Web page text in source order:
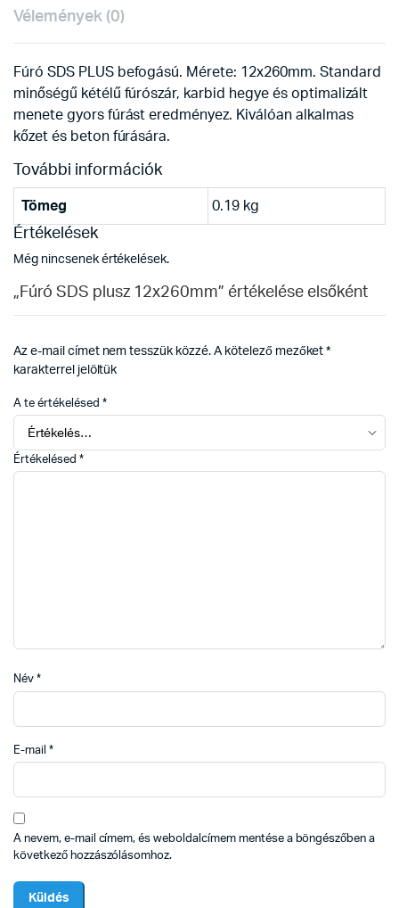
Vélemények (0)
Fúró SDS PLUS befogású. Mérete: 12x260mm. Standard
minőségű kétélű fúrószár, karbid hegye és optimalizált
menete gyors fúrást eredményez. Kiválóan alkalmas
kőzet és beton fúrására.
További információk
Tömeg 0.19 kg
Értékelések
Még nincsenek értékelések.
„Fúró SDS plusz 12x260mm” értékelése elsőként
Az e-mail címet nem tesszük közzé. A kötelező mezőket*
karakterrel jelöltük
A te értékelésed *
Értékelésed *
Név *
E-mail *
A nevem, e-mail címem, és weboldalcímem mentése a böngészőben a
következő hozzászólásomhoz.